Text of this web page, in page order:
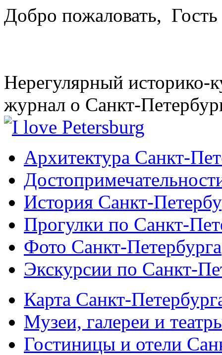
Добро пожаловать, Гость
Нерегулярный историко-
журнал о Санкт-
Архитектура Санкт-
История Санкт-
Прогулки по Санкт-
Фото Санкт-Петербурга
Экскурсии по Санкт-
Карта Санкт-
Музеи, галереи и
Гостиницы и отели